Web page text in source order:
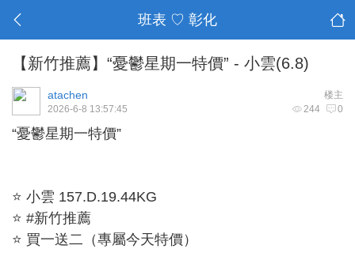
班表 ♡ 彰化
【新竹推薦】“憂鬱星期一特價” - 小雲(6.8)
楼主
atachen
244 0
2026-6-8 13:57:45
“憂鬱星期一特價”
⭐ 小雲 157.D.19.44KG
⭐ #新竹推薦
⭐ 買一送二（專屬今天特價）